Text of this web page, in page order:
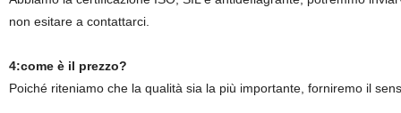
non esitare a contattarci.
4:come è il prezzo?
Poiché riteniamo che la qualità sia la più importante, forniremo il